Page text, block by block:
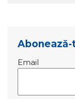
Email